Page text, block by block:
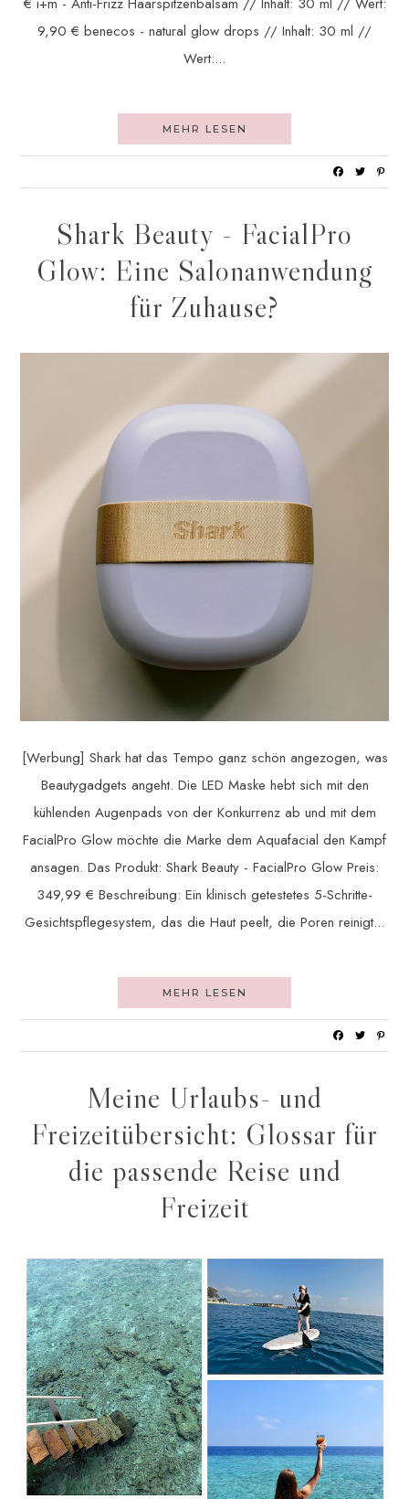
9,90 € benecos - natural glow drops // Inhalt: 30 ml //
Wert:...
MEHR LESEN
Shark Beauty - FacialPro
Glow: Eine Salonanwendung
für Zuhause?
[Werbung] Shark hat das Tempo ganz schön angezogen, was
Beautygadgets angeht. Die LED Maske hebt sich mit den
kühlenden Augenpads von der Konkurrenz ab und mit dem
FacialPro Glow möchte die Marke dem Aquafacial den Kampf
ansagen. Das Produkt: Shark Beauty - FacialPro Glow Preis:
349,99 € Beschreibung: Ein klinisch getestetes 5-Schritte-
Gesichtspflegesystem, das die Haut peelt, die Poren reinigt...
MEHR LESEN
Meine Urlaubs- und
Freizeitübersicht: Glossar für
die passende Reise und
Freizeit